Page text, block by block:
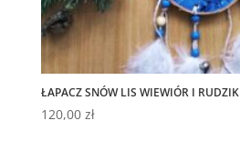
ŁAPACZ SNÓW LIS WIEWIÓR I RUDZIK
120,00 zł